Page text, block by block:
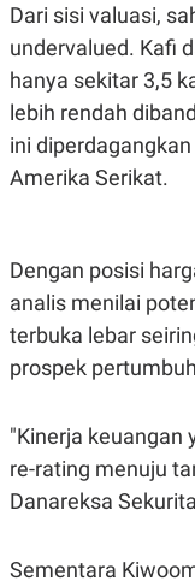
E
D
I
A
.
I
D
USE
PEDOMAN
PEMBERITAAN
SIBER
PRIVACY
POLICY
Dari sisi valuasi,
undervalued. Kafi
hanya sekitar 3,5
lebih rendah
ini
Amerika Serikat.
Dengan posisi
analis menilai
terbuka lebar
prospek
"Kinerja keuangan
re-rating menuju
Danareksa
Sementara